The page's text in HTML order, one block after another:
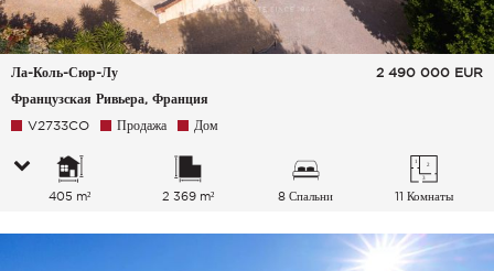
Ла-Коль-Сюр-Лу
Французская Ривьера, Франция
2 490 000 EUR
V2733CO Продажа Дом
405 m² 2 369 m² 8 Спальни 11 Комнаты